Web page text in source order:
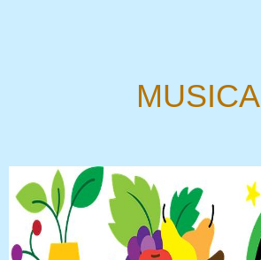
MUSICA